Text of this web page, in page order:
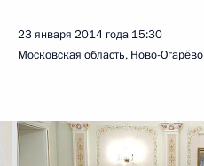
23 января 2014 года 15:30
Московская область, Ново-Огарёво